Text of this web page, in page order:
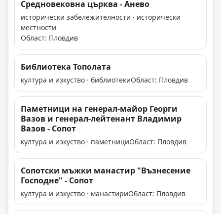
Средновековна църква - Анево
исторически забележителности · исторически
местности
Област: Пловдив
Библиотека Тополата
култура и изкуство · библиотекиОбласт: Пловдив
Паметници на генерал-майор Георги
Вазов и генерал-лейтенант Владимир
Вазов - Сопот
култура и изкуство · паметнициОбласт: Пловдив
Сопотски мъжки манастир "Възнесение
Господне" - Сопот
култура и изкуство · манастириОбласт: Пловдив